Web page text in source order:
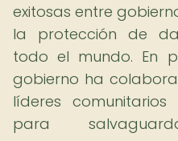
exitosas entre
la protección de
todo el mundo. En
gobierno ha
líderes
para